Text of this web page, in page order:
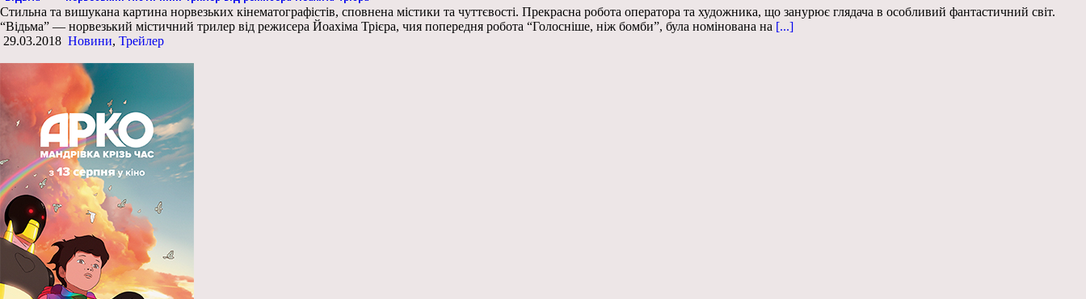
Стильна та вишукана картина норвезьких кінематографістів, сповнена містики та чуттєвості. Прекрасна робота оператора та художника, що занурює глядача в особливий фантастичний світ.
“Відьма” — норвезький містичний трилер від режисера Йоахіма Трієра, чия попередня робота “Голосніше, ніж бомби”, була номінована на [...]
29.03.2018 Новини, Трейлер